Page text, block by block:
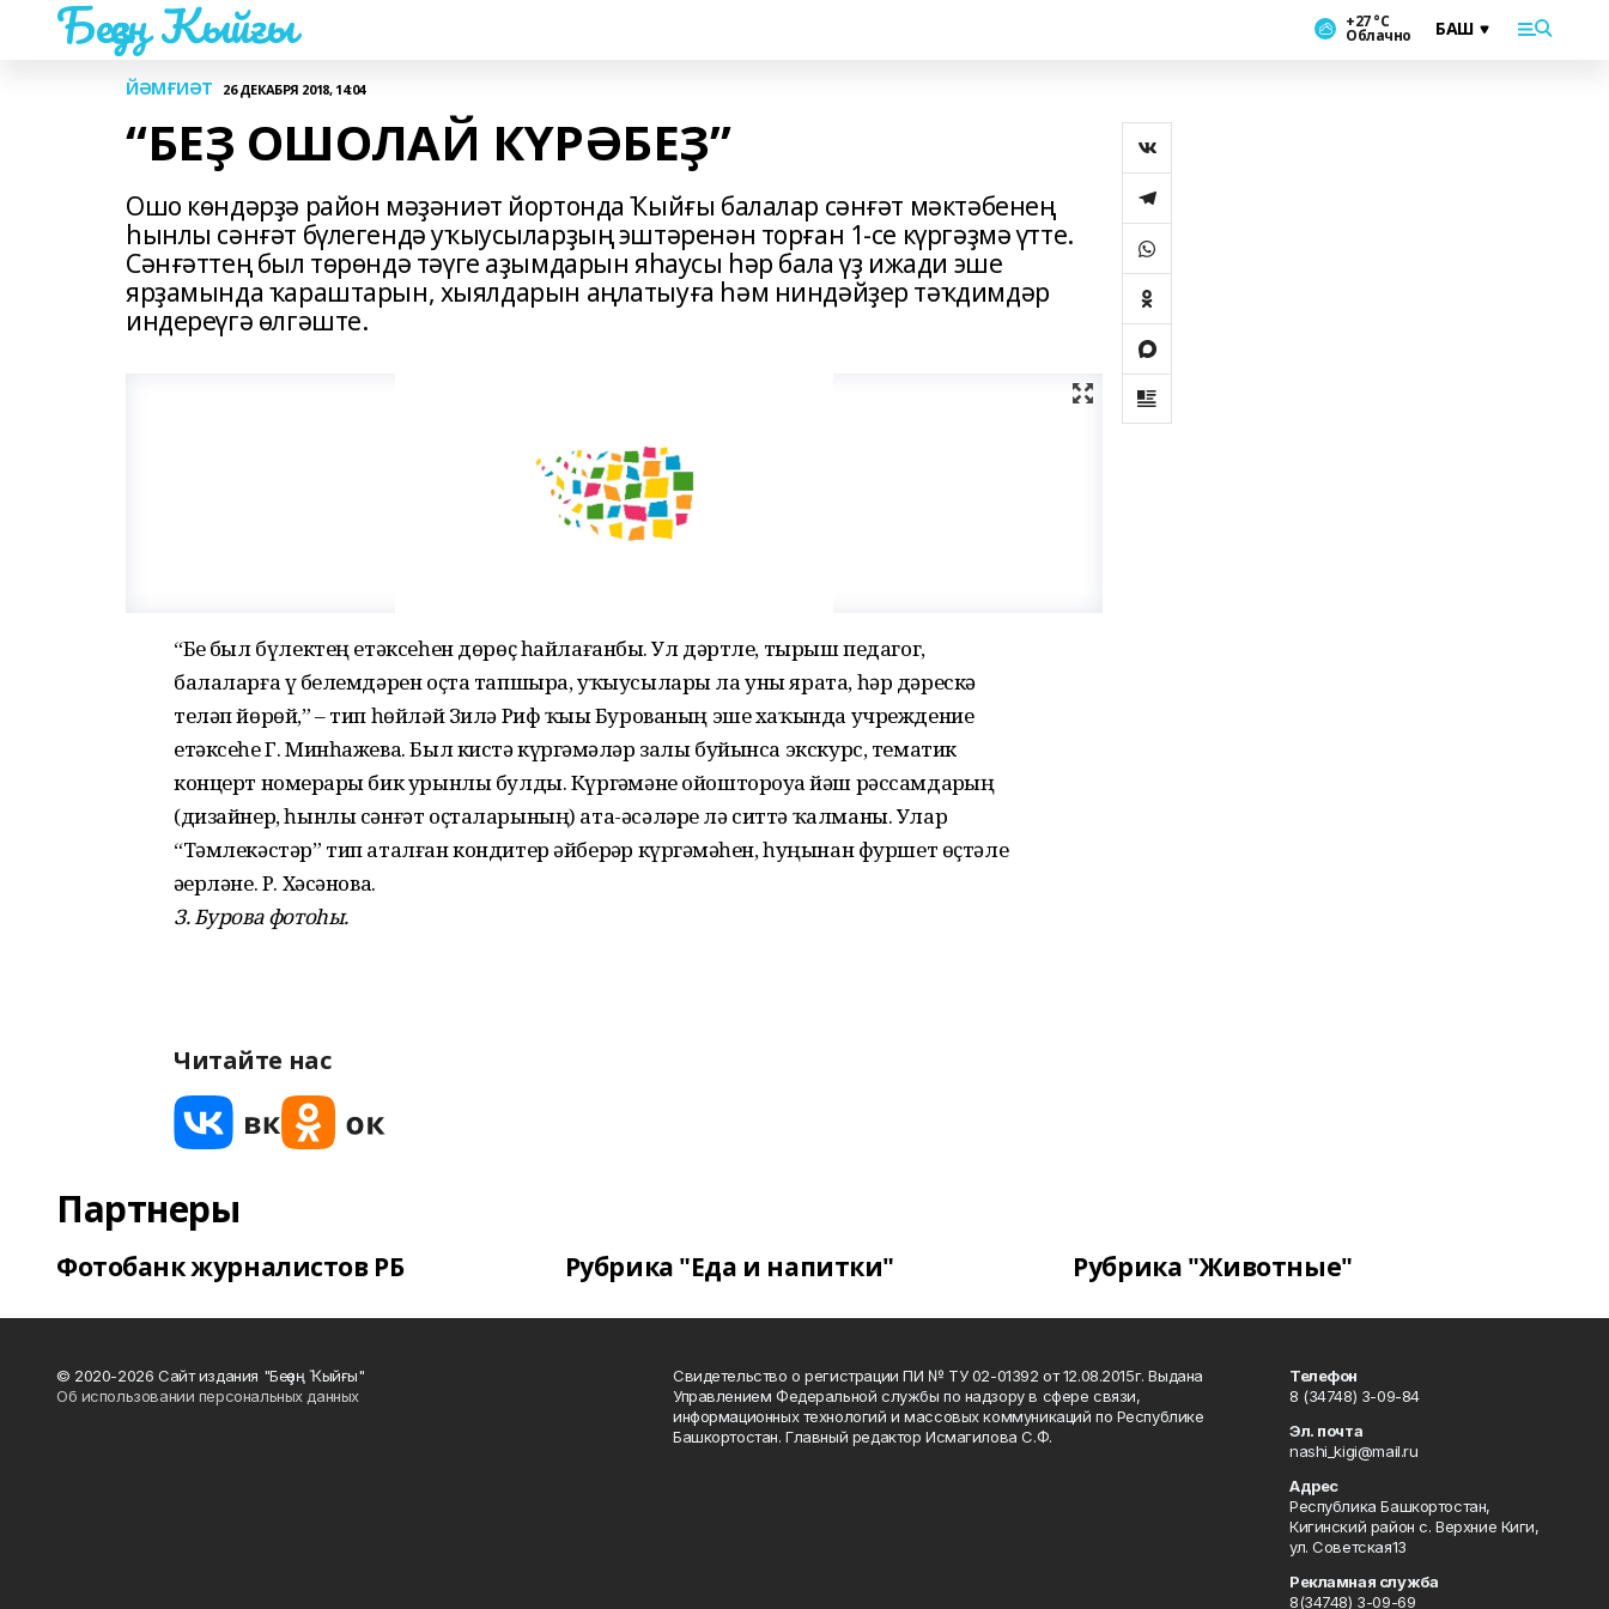
Беҙҙең Ҡыйғы +27 °С
Облачно
ЙӘМҒИӘТ 26 ДЕКАБРЯ 2018, 14:04
“БЕҘ ОШОЛАЙ КҮРӘБЕҘ”
Ошо көндәрҙә район мәҙәниәт йортонда Ҡыйғы балалар сәнғәт мәктәбенең
һынлы сәнғәт бүлегендә уҡыусыларҙың эштәренән торған 1-се күргәҙмә үтте.
Сәнғәттең был төрөндә тәүге аҙымдарын яһаусы һәр бала үҙ ижади эше
ярҙамында ҡараштарын, хыялдарын аңлатыуға һәм ниндәйҙер тәҡдимдәр
индереүгә өлгәште.
“Беҙ был бүлектең етәксеһен дөрөҫ һайлағанбыҙ. Ул дәртле, тырыш педагог,
балаларға үҙ белемдәрен оҫта тапшыра, уҡыусылары ла уны ярата, һәр дәрескә
теләп йөрөй,” – тип һөйләй Зилә Риф ҡыҙы Бурованың эше хаҡында учреждение
етәксеһе Г. Минһажева. Был кистә күргәҙмәләр залы буйынса экскурс, тематик
концерт номерҙары бик урынлы булды. Күргәҙмәне ойоштороуҙа йәш рәссамдарҙың
(дизайнер, һынлы сәнғәт оҫталарының) ата-әсәләре лә ситтә ҡалманы. Улар
“Тәмлекәстәр” тип аталған кондитер әйберҙәр күргәҙмәһен, һуңынан фуршет өҫтәле
әҙерләне. Р. Хәсәнова.
З. Бурова фотоһы.
Читайте нас
Партнеры
Фотобанк журналистов РБ Рубрика "Еда и напитки" Рубрика "Животные"
© 2020-2026 Сайт издания "Беҙҙең Ҡыйғы"
Об использовании персональных данных
Свидетельство о регистрации ПИ № ТУ 02-01392 от 12.08.2015г. Выдана
Управлением Федеральной службы по надзору в сфере связи,
информационных технологий и массовых коммуникаций по Республике
Башкортостан. Главный редактор Исмагилова С.Ф.
Телефон
8 (34748) 3-09-84
Эл. почта
nashi_kigi@mail.ru
Адрес
Республика Башкортостан,
Кигинский район с. Верхние Киги,
ул. Советская13
Рекламная служба
8(34748) 3-09-69